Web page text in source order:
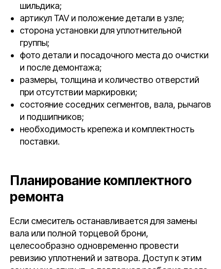
шильдика;
артикул TAV и положение детали в узле;
сторона установки для уплотнительной
группы;
фото детали и посадочного места до очистки
и после демонтажа;
размеры, толщина и количество отверстий
при отсутствии маркировки;
состояние соседних сегментов, вала, рычагов
и подшипников;
необходимость крепежа и комплектность
поставки.
Планирование комплектного
ремонта
Если смеситель останавливается для замены
вала или полной торцевой брони,
целесообразно одновременно провести
ревизию уплотнений и затвора. Доступ к этим